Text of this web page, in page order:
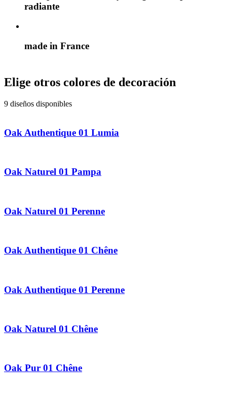
radiante
made in France
Elige otros colores de decoración
9 diseños disponibles
Oak Authentique 01 Lumia
Oak Naturel 01 Pampa
Oak Naturel 01 Perenne
Oak Authentique 01 Chêne
Oak Authentique 01 Perenne
Oak Naturel 01 Chêne
Oak Pur 01 Chêne